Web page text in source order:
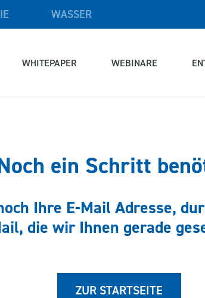
WASSER
WHITEPAPER WEBINARE
ein Schritt
Ihre E-Mail Adresse,
die wir Ihnen gerade
ZUR STARTSEITE